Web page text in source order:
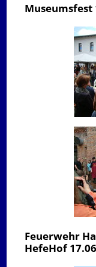
Museumsfest
Feuerwehr
HefeHof